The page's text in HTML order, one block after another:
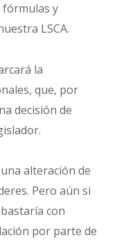
fórmulas y
LSCA.
la
que, por
decisión de
alteración de
Pero aún si
con
por parte de